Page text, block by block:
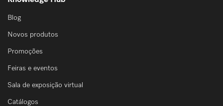
Blog
Novos produtos
Promoções
Feiras e eventos
Sala de exposição virtual
Catálogos